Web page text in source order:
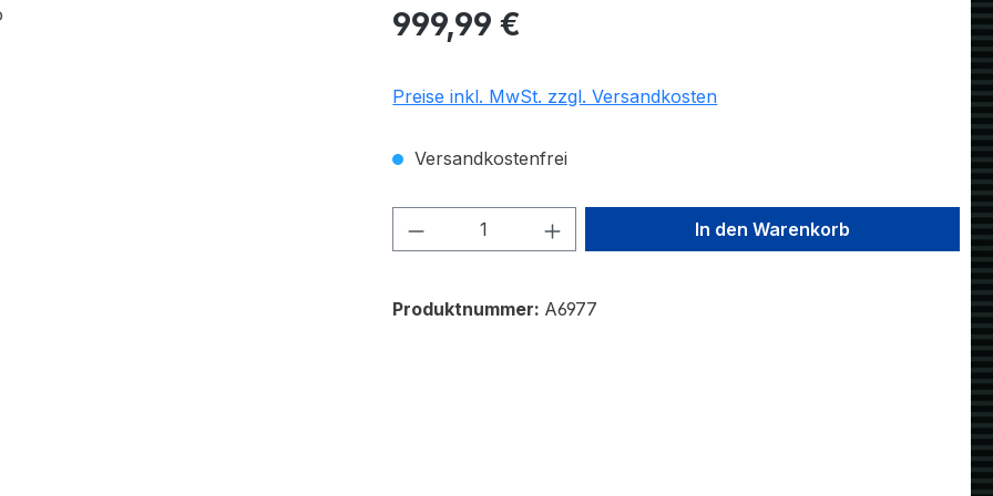
Regulärer Preis:
999,99 €
Preise inkl. MwSt. zzgl. Versandkosten
Versandkostenfrei
Produkt Anzahl: Gib den gewünschten Wert
In den Warenkorb
Produktnummer: A6977